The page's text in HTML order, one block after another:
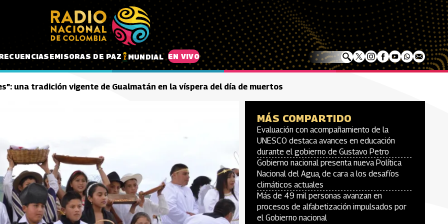
EMISORAS DE PAZ MUNDIAL EN VIVO
una tradición vigente de Gualmatán en la víspera del día de muertos
MÁS COMPARTIDO
Evaluación con acompañamiento de la
UNESCO destaca avances en educación
durante el gobierno de Gustavo Petro
Gobierno nacional presenta nueva Política
Nacional del Agua, de cara a los desafíos
climáticos actuales
Más de 49 mil personas avanzan en
procesos de alfabetización impulsados por
el Gobierno nacional